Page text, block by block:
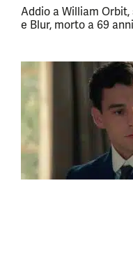
Addio a William
e Blur, morto a 69 anni